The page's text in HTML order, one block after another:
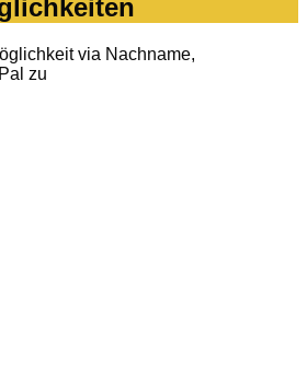
via Nachname,
zu